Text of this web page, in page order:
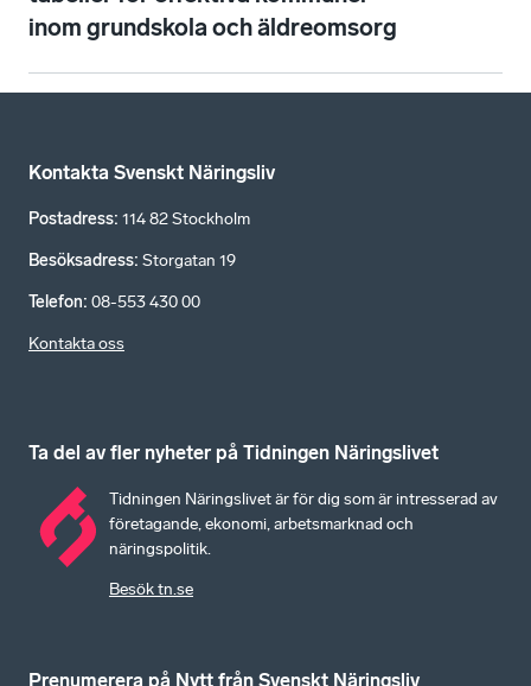
inom grundskola och äldreomsorg
Kontakta Svenskt Näringsliv
Postadress: 114 82 Stockholm
Besöksadress: Storgatan 19
Telefon: 08-553 430 00
Kontakta oss
Ta del av fler nyheter på Tidningen Näringslivet
Tidningen Näringslivet är för dig som är intresserad av
företagande, ekonomi, arbetsmarknad och
näringspolitik.
Besök tn.se
Prenumerera på Nytt från Svenskt Näringsliv